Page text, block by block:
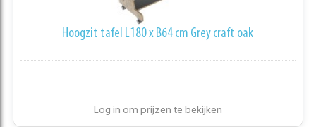
Hoogzit tafel L180 x B64 cm Grey craft oak
Log in om prijzen te bekijken